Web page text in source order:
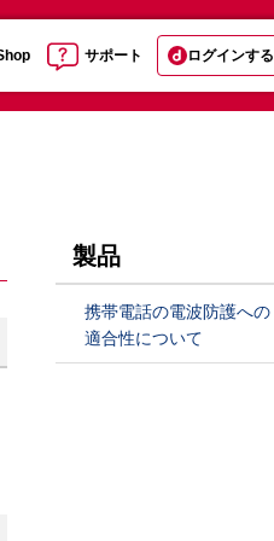
サポート ログインする
製品
携帯電話の電波防護への
適合性について